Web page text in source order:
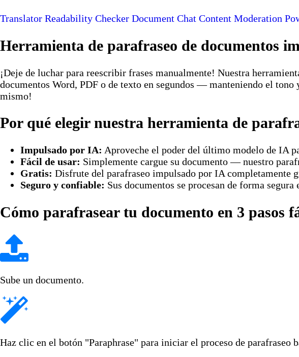
Translator Readability Checker Document Chat Content Moderation
Herramienta de parafraseo de documentos
¡Deje de luchar para reescribir frases manualmente! Nuestra
documentos Word, PDF o de texto en segundos — manteniendo el
mismo!
Por qué elegir nuestra herramienta de
Impulsado por IA: Aproveche el poder del último modelo de IA
Fácil de usar: Simplemente cargue su documento — nuestro
Gratis: Disfrute del parafraseo impulsado por IA completamente
Seguro y confiable: Sus documentos se procesan de forma
Cómo parafrasear tu documento en 3 pasos
Sube un documento.
Haz clic en el botón "Paraphrase" para iniciar el proceso de parafraseo